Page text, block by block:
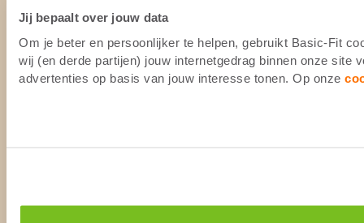
Jij bepaalt over jouw data
Om je beter en persoonlijker te helpen, gebruikt Basic-Fit
wij (en derde partijen) jouw internetgedrag binnen onze site
advertenties op basis van jouw interesse tonen. Op onze